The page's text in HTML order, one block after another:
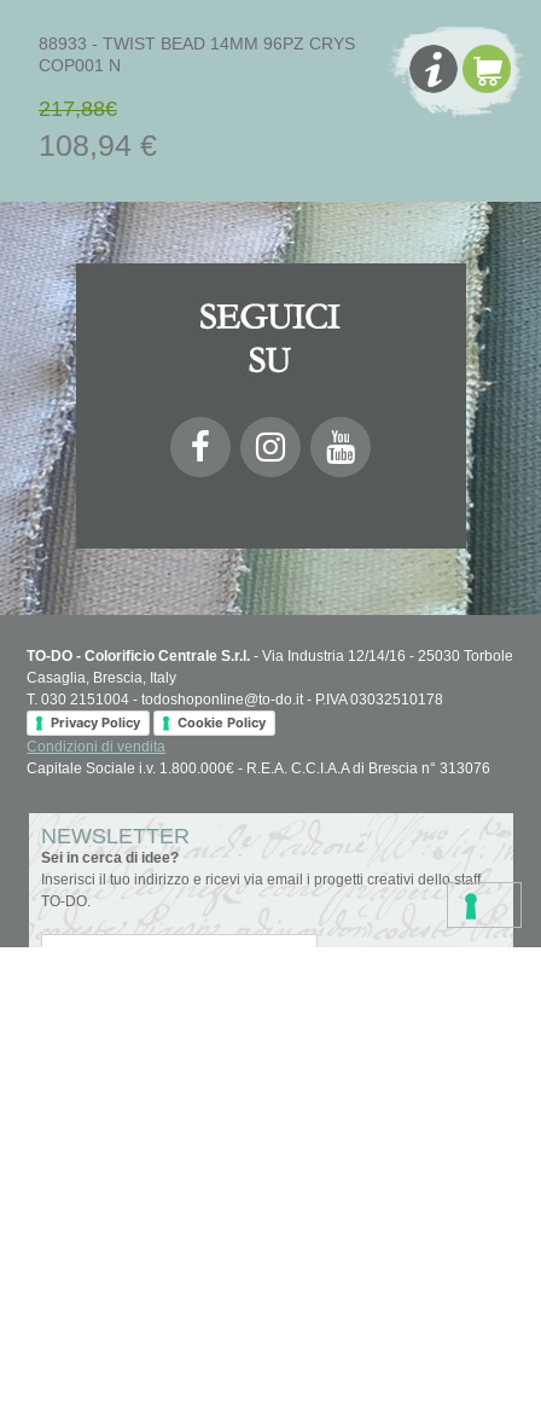
88933 - TWIST BEAD 14MM 96PZ CRYS
COP001 N
217,88€
108,94 €
TO-DO - Colorificio Centrale S.r.l. - Via Industria 12/14/16 - 25030 Torbole
Casaglia, Brescia, Italy
T. 030 2151004 - todoshoponline@to-do.it - P.IVA 03032510178
Privacy Policy
Cookie Policy
Condizioni di vendita
Capitale Sociale i.v. 1.800.000€ - R.E.A. C.C.I.A.A di Brescia n° 313076
NEWSLETTER
Sei in cerca di idee?
Inserisci il tuo indirizzo e ricevi via email i progetti creativi dello staff
TO-DO.